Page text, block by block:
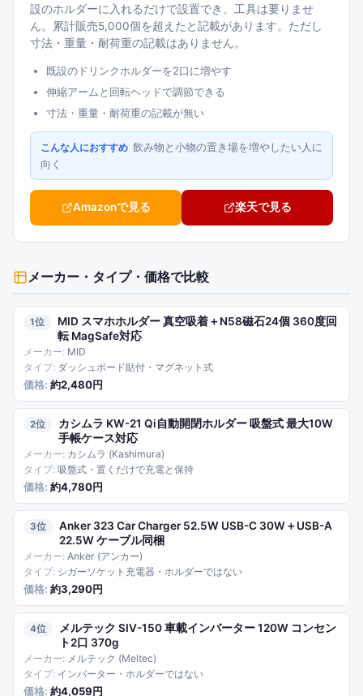
設のホルダーに入れるだけで設置でき、工具は要りませ
ん。累計販売5,000個を超えたと記載があります。ただし
寸法・重量・耐荷重の記載はありません。
既設のドリンクホルダーを2口に増やす
伸縮アームと回転ヘッドで調節できる
寸法・重量・耐荷重の記載が無い
こんな人におすすめ 飲み物と小物の置き場を増やしたい人に
向く
Amazonで見る 楽天で見る
メーカー・タイプ・価格で比較
1
MID スマホホルダー 真空吸着＋N58磁石24個 360度回
転 MagSafe対応
MID
ダッシュボード貼付・マグネット式
約2,480円
2
カシムラ KW-21 Qi自動開閉ホルダー 吸盤式 最大10W
手帳ケース対応
カシムラ (Kashimura)
吸盤式・置くだけで充電と保持
約4,780円
3
Anker 323 Car Charger 52.5W USB-C 30W＋USB-A
22.5W ケーブル同梱
Anker (アンカー)
シガーソケット充電器・ホルダーではない
約3,290円
4
メルテック SIV-150 車載インバーター 120W コンセン
ト2口 370g
メルテック (Meltec)
インバーター・ホルダーではない
約4,059円